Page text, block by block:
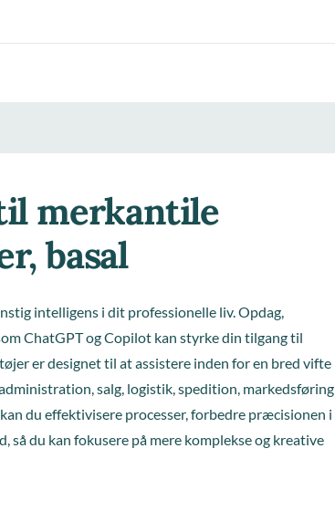
merkantile
basal
intelligens i dit professionelle liv. Opdag,
ChatGPT og Copilot kan styrke din tilgang til
er designet til at assistere inden for en bred vifte
salg, logistik, spedition, markedsføring
du effektivisere processer, forbedre præcisionen i
du kan fokusere på mere komplekse og kreative